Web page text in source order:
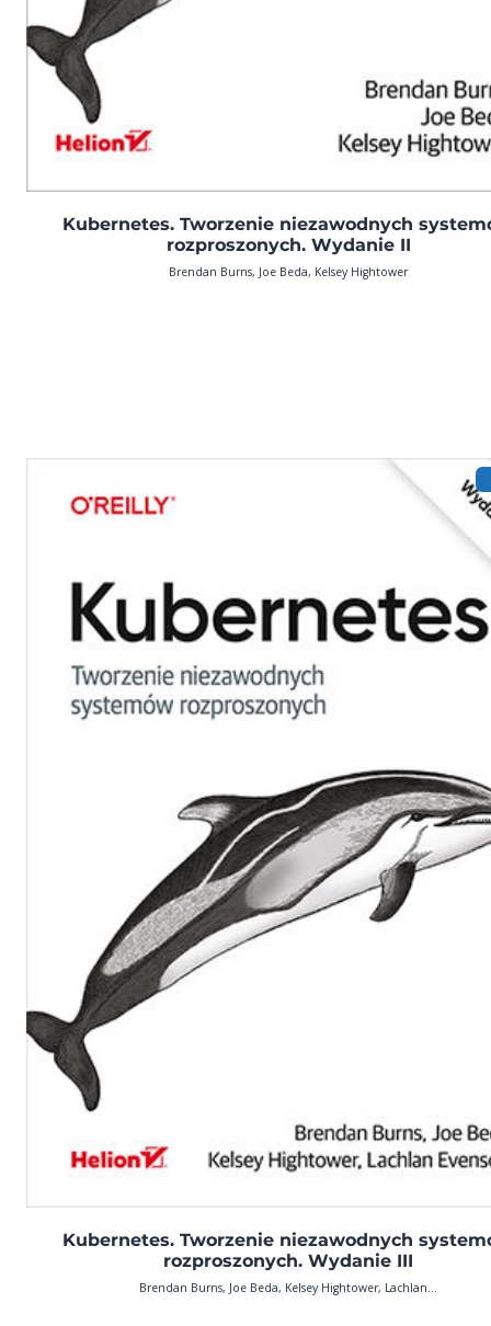
Kubernetes. Tworzenie niezawodnych
rozproszonych. Wydanie II
Brendan Burns, Joe Beda, Kelsey Hightower
Kubernetes. Tworzenie niezawodnych
rozproszonych. Wydanie III
Brendan Burns, Joe Beda, Kelsey Hightower, Lachlan...